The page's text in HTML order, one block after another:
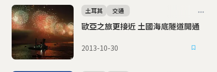
歐亞之旅更接近 土國海底隧道開通
土耳其 交通
2013-10-30